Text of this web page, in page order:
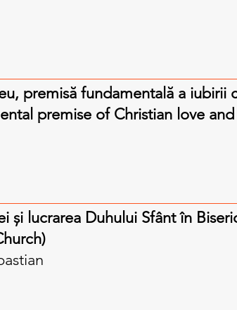
premisă fundamentală a iubirii
premise of Christian love
și lucrarea Duhului Sfânt în